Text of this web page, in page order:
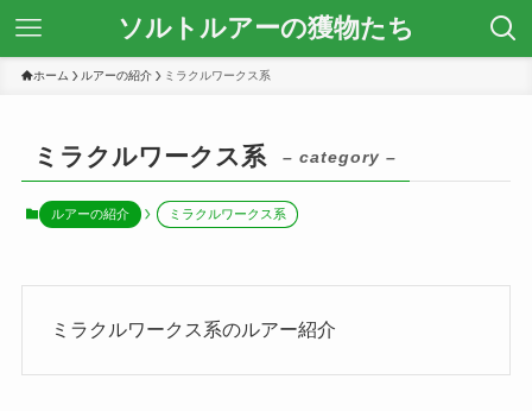
ソルトルアーの獲物たち
ホーム ルアーの紹介 ミラクルワークス系
ミラクルワークス系 – category –
ルアーの紹介 ミラクルワークス系
ミラクルワークス系のルアー紹介